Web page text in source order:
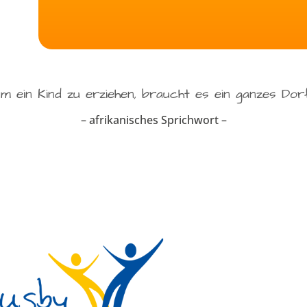
ein Kind zu erziehen, braucht es ein ganzes
– afrikanisches Sprichwort –